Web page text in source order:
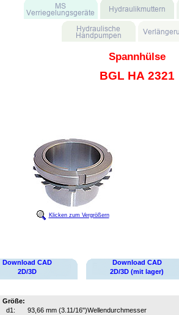
Spannhülse
BGL HA 2321
Klicken zum Vergrößern
Download CAD
2D/3D
Download CAD
2D/3D (mit lager)
Größe:
d1:
93,66 mm (3.11/16")Wellendurchmesser